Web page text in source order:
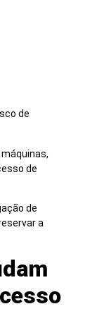
de
de
de
a